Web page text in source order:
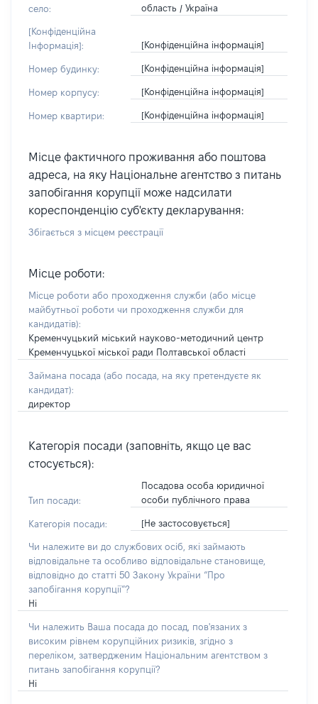
село:
область / Україна
[Конфіденційна
Інформація]:
[Конфіденційна інформація]
Номер будинку: [Конфіденційна інформація]
Номер корпусу: [Конфіденційна інформація]
Номер квартири: [Конфіденційна інформація]
Місце фактичного проживання або поштова
адреса, на яку Національне агентство з питань
запобігання корупції може надсилати
кореспонденцію суб'єкту декларування:
Збігається з місцем реєстрації
Місце роботи:
Місце роботи або проходження служби (або місце
майбутньої роботи чи проходження служби для
кандидатів):
Кременчуцький міський науково-методичний центр
Кременчуцької міської ради Полтавської області
Займана посада (або посада, на яку претендуєте як
кандидат):
директор
Категорія посади (заповніть, якщо це вас
стосується):
Тип посади:
Посадова особа юридичної
особи публічного права
Категорія посади: [Не застосовується]
Чи належите ви до службових осіб, які займають
відповідальне та особливо відповідальне становище,
відповідно до статті 50 Закону України “Про
запобігання корупції”?
Ні
Чи належить Ваша посада до посад, пов'язаних з
високим рівнем корупційних ризиків, згідно з
переліком, затвердженим Національним агентством з
питань запобігання корупції?
Ні